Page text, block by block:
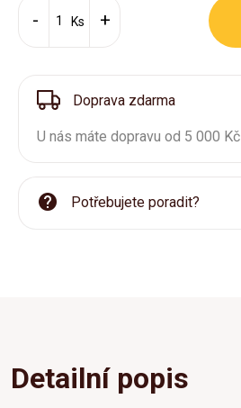
Ks
Doprava zdarma
U nás máte dopravu od 5 000 Kč
Potřebujete poradit?
Detailní popis